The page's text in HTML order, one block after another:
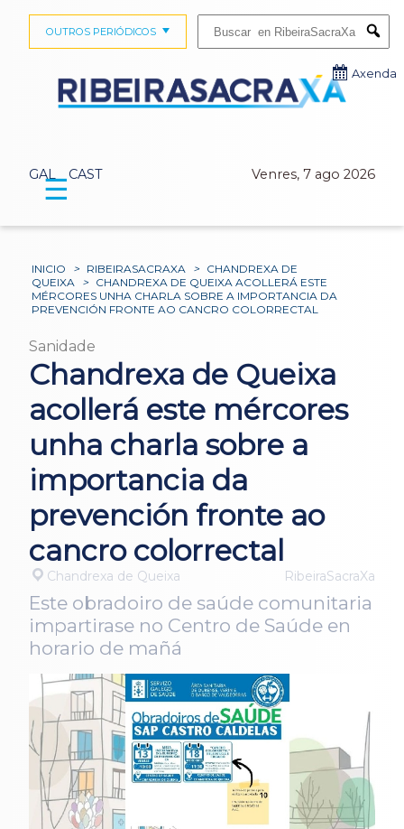
GAL CAST Venres, 7 ago 2026
OUTROS PERIÓDICOS
Axenda
☰
INICIO > RIBEIRASACRAXA > CHANDREXA DE
QUEIXA
> CHANDREXA DE QUEIXA ACOLLERÁ ESTE
MÉRCORES UNHA CHARLA SOBRE A IMPORTANCIA DA
PREVENCIÓN FRONTE AO CANCRO COLORRECTAL
Sanidade
Chandrexa de Queixa
acollerá este mércores
unha charla sobre a
importancia da
prevención fronte ao
cancro colorrectal
Chandrexa de Queixa RibeiraSacraXa
Este obradoiro de saúde comunitaria
impartirase no Centro de Saúde en
horario de mañá